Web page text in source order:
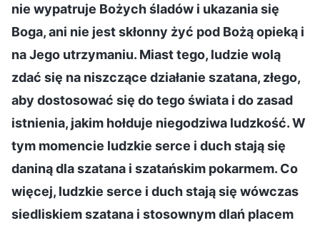
nie wypatruje Bożych śladów i ukazania się
Boga, ani nie jest skłonny żyć pod Bożą opieką i
na Jego utrzymaniu. Miast tego, ludzie wolą
zdać się na niszczące działanie szatana, złego,
aby dostosować się do tego świata i do zasad
istnienia, jakim hołduje niegodziwa ludzkość. W
tym momencie ludzkie serce i duch stają się
daniną dla szatana i szatańskim pokarmem. Co
więcej, ludzkie serce i duch stają się wówczas
siedliskiem szatana i stosownym dlań placem